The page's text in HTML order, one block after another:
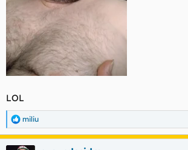
Aceptar cookies de terceros
LOL
R
e
a
miliu